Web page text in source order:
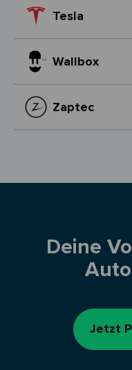
Tesla
Wallbox
Zaptec
Deine
Jetzt